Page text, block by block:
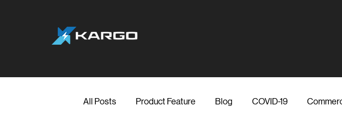
All Posts Product Feature Blog COVID-19